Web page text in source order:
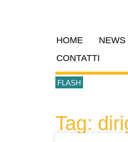
HOME NEWS
CONTATTI
FLASH
Tag: